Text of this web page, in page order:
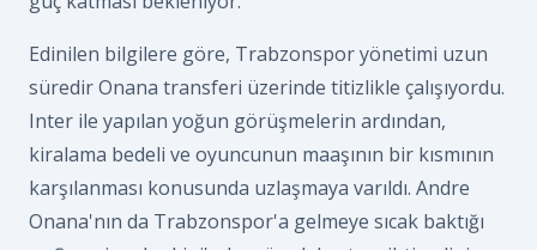
Edinilen bilgilere göre, Trabzonspor yönetimi uzun
süredir Onana transferi üzerinde titizlikle çalışıyordu.
Inter ile yapılan yoğun görüşmelerin ardından,
kiralama bedeli ve oyuncunun maaşının bir kısmının
karşılanması konusunda uzlaşmaya varıldı. Andre
Onana'nın da Trabzonspor'a gelmeye sıcak baktığı